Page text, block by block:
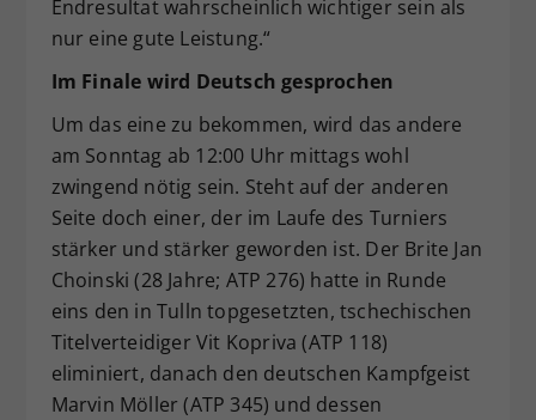
Endresultat wahrscheinlich wichtiger sein als
nur eine gute Leistung.“
Im Finale wird Deutsch gesprochen
Um das eine zu bekommen, wird das andere
am Sonntag ab 12:00 Uhr mittags wohl
zwingend nötig sein. Steht auf der anderen
Seite doch einer, der im Laufe des Turniers
stärker und stärker geworden ist. Der Brite Jan
Choinski (28 Jahre; ATP 276) hatte in Runde
eins den in Tulln topgesetzten, tschechischen
Titelverteidiger Vit Kopriva (ATP 118)
eliminiert, danach den deutschen Kampfgeist
Marvin Möller (ATP 345) und dessen